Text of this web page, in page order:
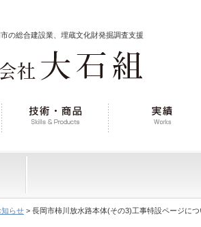
の総合建設業、埋蔵文化財発掘調査支援
知らせ > 長岡市柿川放水路本体(その3)工事特設ページにつ